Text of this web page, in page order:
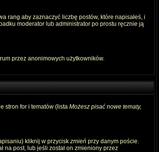
rang aby zaznaczyć liczbę postów, które napisałeś, i
moderator lub administrator po prostu ręcznie ją
przez anonimowych użytkowników.
stron for i tematów (lista Możesz pisać nowe tematy,
kliknij w przycisk zmień przy danym poście.
na post, lub jeśli został on zmieniony przez